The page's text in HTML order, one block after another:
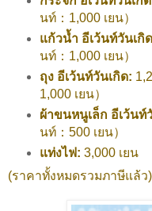
นท์：1,000 เยน）
แก้วน้ำ อีเว้นท์วันเกิ
นท์：1,000 เยน）
ถุง อีเว้นท์วันเกิด:
1,000 เยน）
ผ้าขนหนูเล็ก อีเว้นท์
นท์：500 เยน）
แท่งไฟ: 3,000 เยน
(ราคาทั้งหมดรวมภาษีแล้ว)